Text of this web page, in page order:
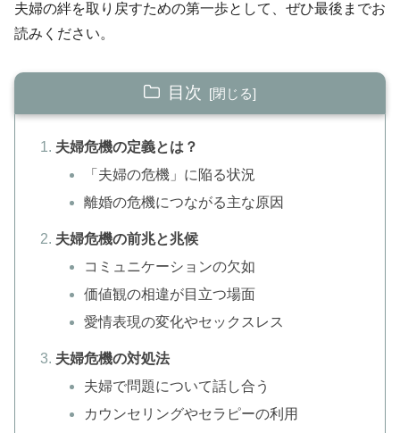
夫婦の絆を取り戻すための第一歩として、ぜひ最後までお
読みください。
目次
夫婦危機の定義とは？
「夫婦の危機」に陥る状況
離婚の危機につながる主な原因
夫婦危機の前兆と兆候
コミュニケーションの欠如
価値観の相違が目立つ場面
愛情表現の変化やセックスレス
夫婦危機の対処法
夫婦で問題について話し合う
カウンセリングやセラピーの利用